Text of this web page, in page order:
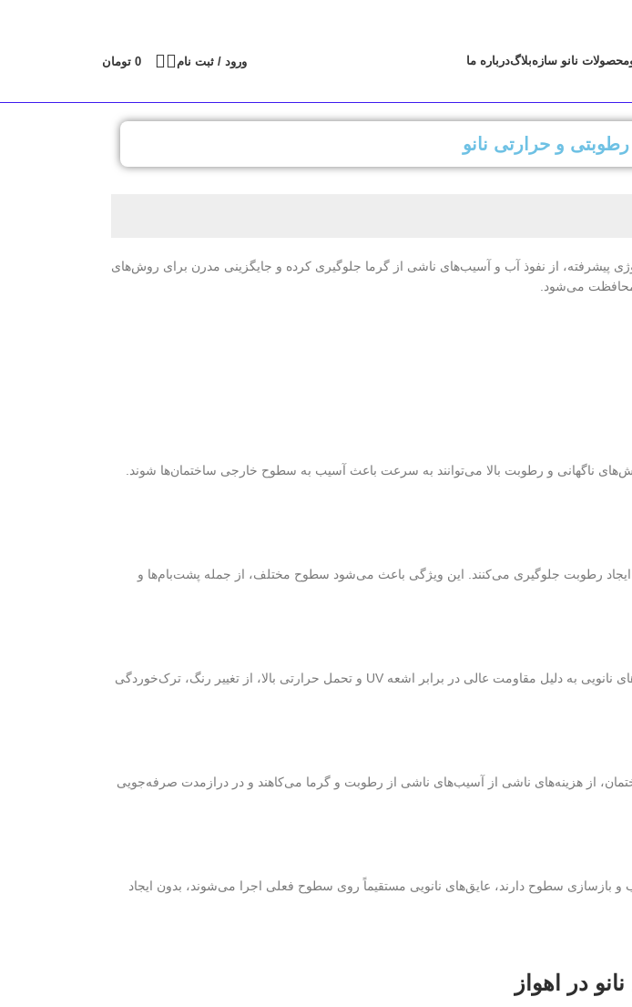
محصولات نانو سازهبلاگدرباره ما ورود / ثبت نام 0 تومان
رطوبتی و حرارتی نانو
پیشرفته، از نفوذ آب و آسیب‌های ناشی از گرما جلوگیری کرده و جایگزینی مدرن برای روش‌های
محافظت می‌شود.
ناگهانی و رطوبت بالا می‌توانند به سرعت باعث آسیب به سطوح خارجی ساختمان‌ها شوند.
ایجاد رطوبت جلوگیری می‌کنند. این ویژگی باعث می‌شود سطوح مختلف، از جمله پشت‌بام‌ها و
دمای بالای تابستان‌های اهواز و تابش مستقیم آفتاب می‌تواند باعث تخریب بسیاری از مصالح ساختمانی شود. عایق‌های نانویی به دلیل مقاومت عالی در برابر اشعه UV و تحمل حرارتی بالا، از تغییر رنگ، ترک‌خوردگی
از هزینه‌های ناشی از آسیب‌های ناشی از رطوبت و گرما می‌کاهند و در درازمدت صرفه‌جویی
بازسازی سطوح دارند، عایق‌های نانویی مستقیماً روی سطوح فعلی اجرا می‌شوند، بدون ایجاد
در اهواز